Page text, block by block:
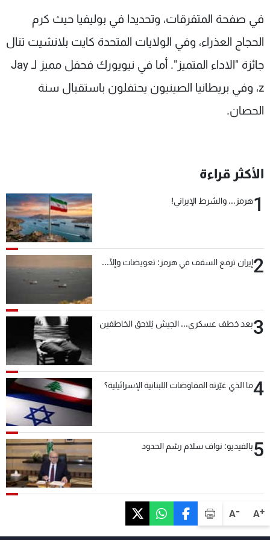
A+
A-
في صفحة المتفرقات، وتحديدا في بوليفيا حيث كرم
الحجاج العذراء، وفي الولايات المتحدة كايت بلانشيت تنال
جائزة "الاداء المتميز". أما في نيويورك فحفل مميز لـ Jay
z، وفي بريطانيا الصينيون يحتفلون باستقبال سنة
الحصان.
الأكثر قراءة
1هرمز... والشرط الإيراني!
2إيران ترفع السقف في هرمز: تعويضات وإلّا...
3بعد خطف عسكري... الجيش يُلاحق الخاطفين
4ما الذي غيّرته المفاوضات اللبنانية الإسرائيلية؟
5بالفيديو: نواف سلام رسّم الحدود
شاهد البرامج
الترددات
عن MTV
لاعلاناتكم
وظائف
تواصل معنا
شروط الإسـتخدام